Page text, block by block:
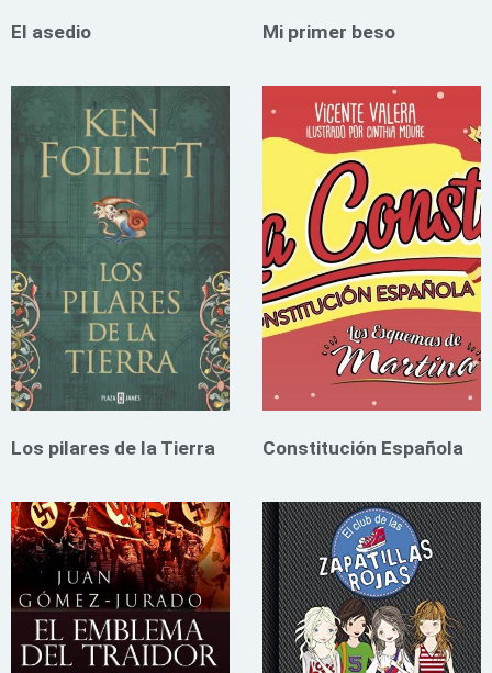
El asedio Mi primer beso
Los pilares de la Tierra Constitución Española